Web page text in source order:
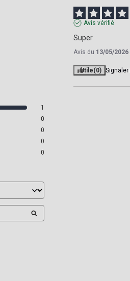
1
0
0
0
0
Avis vérifié
Super
Avis du 13/05/2026
Utile(0) Signaler